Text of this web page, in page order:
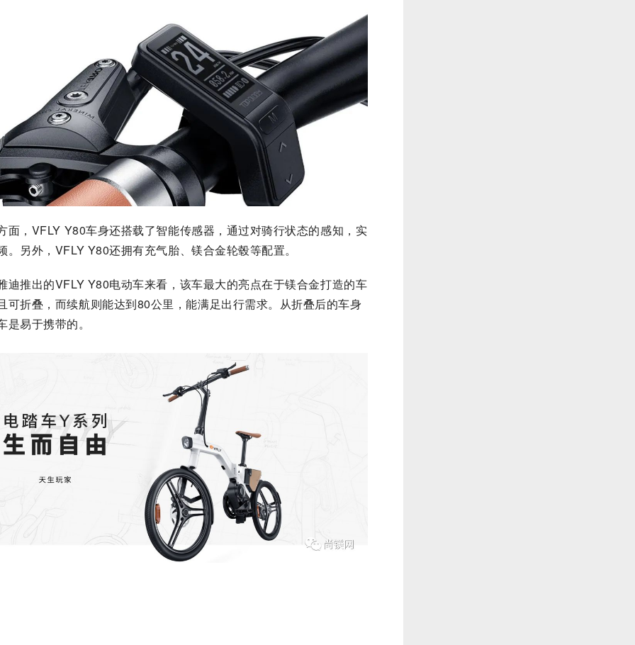
面，VFLY Y80车身还搭载了智能传感器，通过对骑行状态的感知，实
。另外，VFLY Y80还拥有充气胎、镁合金轮毂等配置。
迪推出的VFLY Y80电动车来看，该车最大的亮点在于镁合金打造的车
可折叠，而续航则能达到80公里，能满足出行需求。从折叠后的车身
是易于携带的。